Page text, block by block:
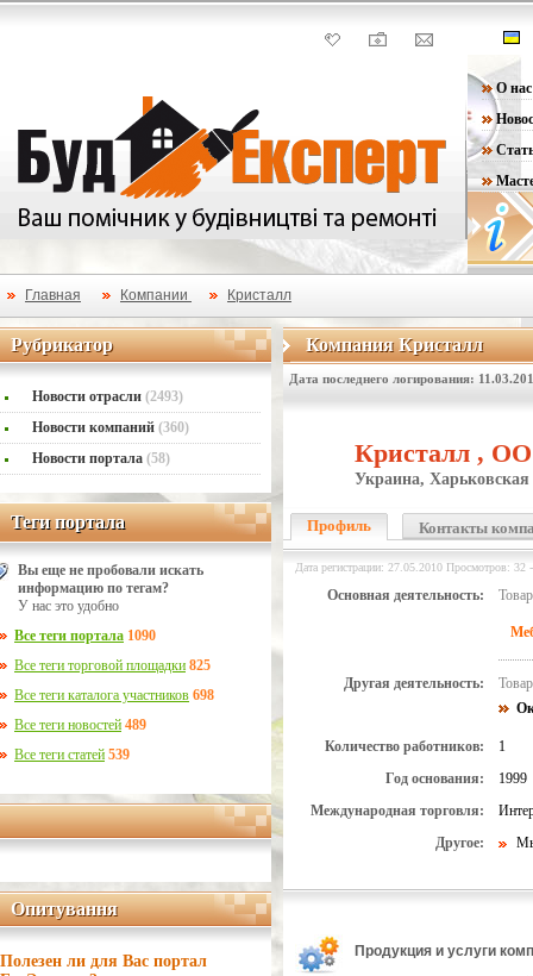
О нас
Главная Компании Кристалл
Рубрикатор
Рубрикатор
Новости отрасли (2493)
Новости компаний (360)
Новости портала (58)
Теги портала
Теги портала
Вы еще не пробовали искать
информацию по тегам?
У нас это удобно
Все теги портала 1090
Все теги торговой площадки 825
Все теги каталога участников 698
Все теги новостей 489
Все теги статей 539
Опитування
Опитування
Полезен ли для Вас портал
Компания Кристалл
Компания Кристалл
Дата последнего логирования:
Кристалл ,
Украина, Харьковская
Профиль Контакты
Дата регистрации: 27.05.2010 Просмотров: 32
Основная деятельность:
Другая деятельность:
Количество работников:
1
Год основания:
1999
Международная торговля:
Другое:
Продукция и услуги